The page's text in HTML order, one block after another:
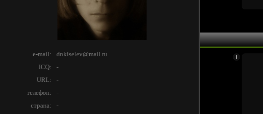
e-mail:
dnkiselev@mail.ru
ICQ:
-
URL:
-
телефон:
-
страна:
-